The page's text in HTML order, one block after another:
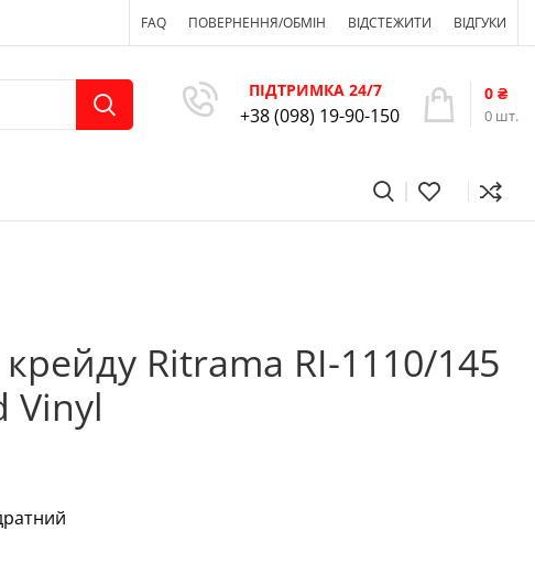
FAQ ПОВЕРНЕННЯ/ОБМІН ВІДСТЕЖИТИ ВІДГУКИ
ПІДТРИМКА 24/7
+38 (098) 19-90-150 0 шт.
0 ₴
крейду Ritrama RI-1110/145
Vinyl